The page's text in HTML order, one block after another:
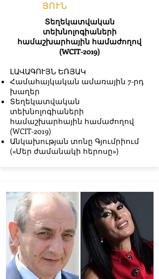
Տեղեկատվական
տեխնոլոգիաների
համաշխարհային համաժողով
(WCIT-2019)
ԼԱՎԱԳՈՒՅՆ ԵՌՅԱԿ
Համահայկական ամառային 7-րդ
խաղեր
Տեղեկատվական
տեխնոլոգիաների
համաշխարհային համաժողով
(WCIT-2019)
Անկախության տոնը Գյումրիում
(«Մեր ժամանակի հերոսը»)
ՅՈՒՆ